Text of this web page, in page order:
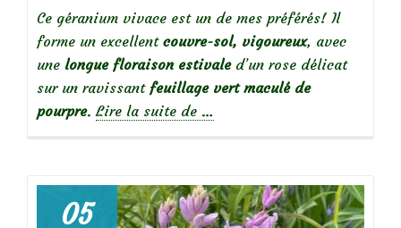
Ce géranium vivace est un de mes préférés! Il
forme un excellent couvre-sol, vigoureux, avec
une longue floraison estivaled’un rose délicat
sur un ravissant feuillage vert maculé de
pourpre. Lire la suite de
Géranium
…
05